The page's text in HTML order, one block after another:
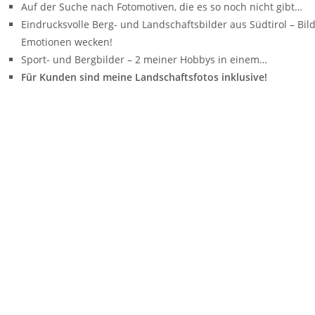
Auf der Suche nach Fotomotiven, die es so noch nicht gibt…
Eindrucksvolle Berg- und Landschaftsbilder aus Südtirol –
Emotionen wecken!
Sport- und Bergbilder – 2 meiner Hobbys in einem…
Für Kunden sind meine Landschaftsfotos inklusive!